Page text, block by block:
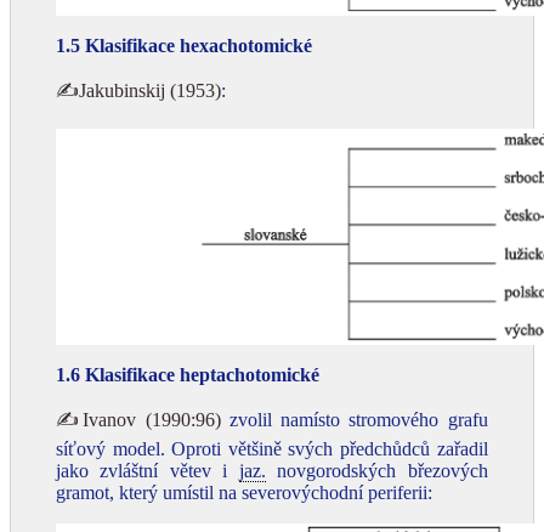
1.5 Klasifikace hexachotomické
✍Jakubinskij (1953):
1.6 Klasifikace heptachotomické
✍Ivanov (1990:96)zvolil namísto stromového grafu
síťový model. Oproti většině svých předchůdců zařadil
jako zvláštní větev i jaz. novgorodských březových
gramot, který umístil na severovýchodní periferii: